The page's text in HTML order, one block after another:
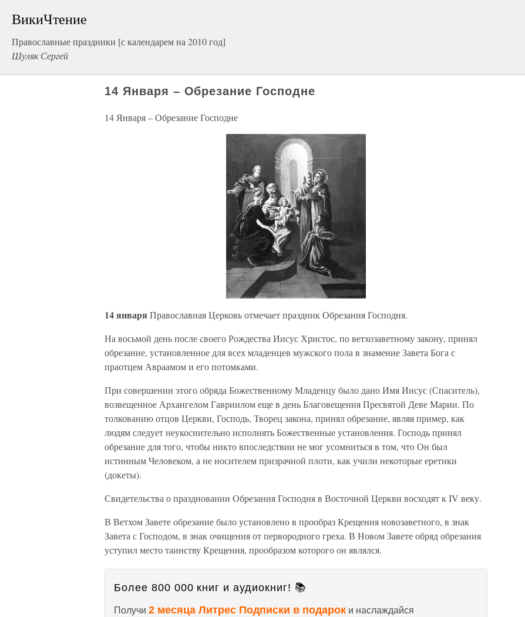
ВикиЧтение
Православные праздники [с календарем на 2010 год]
Шуляк Сергей
14 Января – Обрезание Господне
14 Января – Обрезание Господне
14 января Православная Церковь отмечает праздник Обрезания Господня.
На восьмой день после cвоего Рождества Иисус Христос, по ветхозаветному закону, принял
обрезание, установленное для всех младенцев мужского пола в знамение Завета Бога с
праотцем Авраамом и его потомками.
При совершении этого обряда Божественному Младенцу было дано Имя Иисус (Спаситель),
возвещенное Архангелом Гавриилом еще в день Благовещения Пресвятой Деве Марии. По
толкованию отцов Церкви, Господь, Творец закона, принял обрезание, являя пример, как
людям следует неукоснительно исполнять Божественные установления. Господь принял
обрезание для того, чтобы никто впоследствии не мог усомниться в том, что Он был
истинным Человеком, а не носителем призрачной плоти, как учили некоторые еретики
(докеты).
Свидетельства о праздновании Обрезания Господня в Восточной Церкви восходят к IV веку.
В Ветхом Завете обрезание было установлено в прообраз Крещения новозаветного, в знак
Завета с Господом, в знак очищения от первородного греха. В Новом Завете обряд обрезания
уступил место таинству Крещения, прообразом которого он являлся.
Более 800 000 книг и аудиокниг! 📚
Получи 2 месяца Литрес Подписки в подарок и наслаждайся